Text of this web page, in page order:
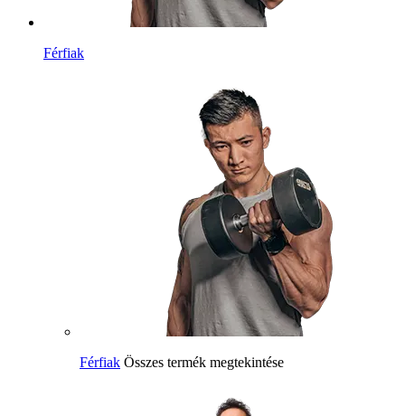
Férfiak
Férfiak Összes termék megtekintése